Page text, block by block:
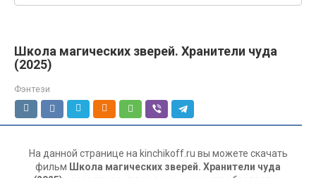
Школа магических зверей. Хранители чуда
(2025)
Фэнтези
На данной странице на kinchikoff.ru вы можете скачать
фильм Школа магических зверей. Хранители чуда